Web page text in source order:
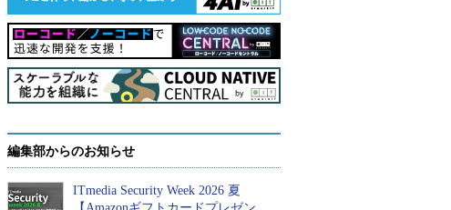
編集部からのお知らせ
ITmedia Security Week 2026 夏